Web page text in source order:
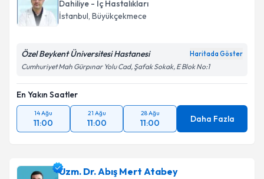
Dahiliye - İç Hastalıkları
İstanbul, Büyükçekmece
Özel Beykent Üniversitesi Hastanesi Haritada Göster
Cumhuriyet Mah Gürpınar Yolu Cad, Şafak Sokak, E Blok No:1
En Yakın Saatler
14 Ağu
11:00
21 Ağu
11:00
28 Ağu
11:00 Daha Fazla
Uzm. Dr. Abış Mert Atabey